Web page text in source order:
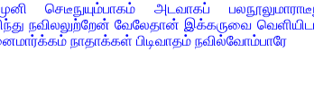
செடீநுயும்பாகம் அடவாகப்
நவிலலுற்றேன் வேலேதான் இக்கருவை
நாதாக்கள் பிடிவாதம் நவில்வோம்பாரே